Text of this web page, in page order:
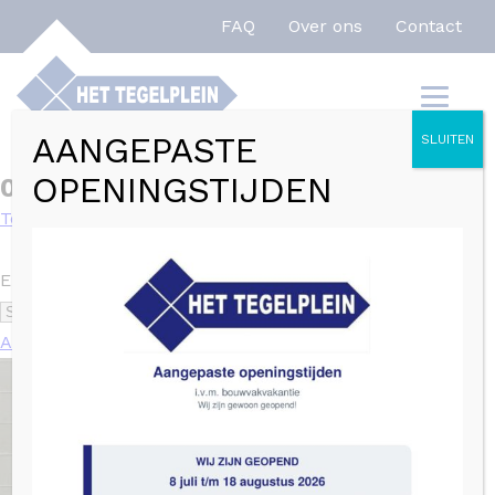
FAQ Over ons Contact
0,98
Toon filters
Enig resultaat
Aanbieding!
AANGEPASTE
OPENINGSTIJDEN
SLUITEN